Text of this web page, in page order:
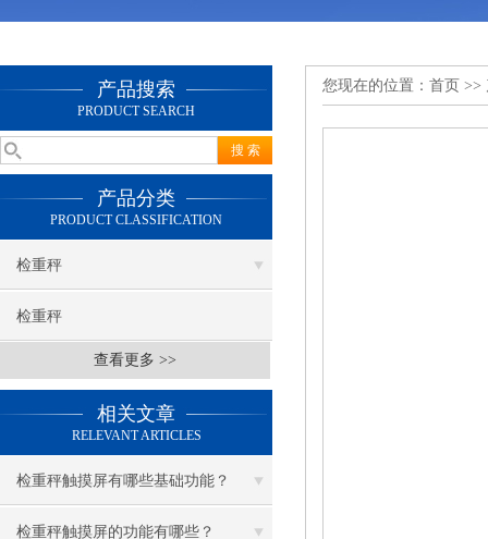
产品搜索
PRODUCT SEARCH
产品分类
PRODUCT CLASSIFICATION
检重秤
检重秤
查看更多 >>
相关文章
RELEVANT ARTICLES
检重秤触摸屏有哪些基础功能？
检重秤触摸屏的功能有哪些？
您现在的位置： 首页 >>